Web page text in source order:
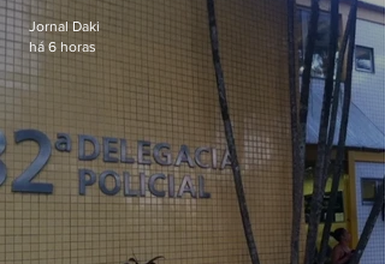
Jornal Daki
há 6 horas